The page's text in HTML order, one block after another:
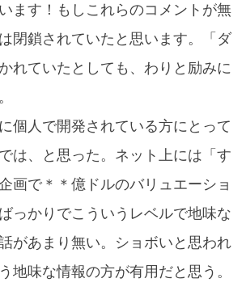
ます！もしこれらのコメントが無
閉鎖されていたと思います。「ダ
れていたとしても、わりと励みに
個人で開発されている方にとって
は、と思った。ネット上には「す
画で＊＊億ドルのバリュエーショ
っかりでこういうレベルで地味な
があまり無い。ショボいと思われ
地味な情報の方が有用だと思う。